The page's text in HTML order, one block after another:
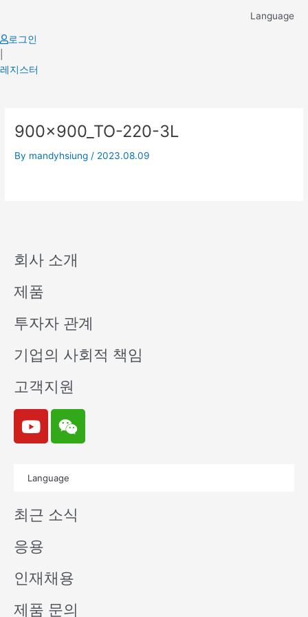
content
Language
로그인
레지스터
900x900_TO-220-3L
By mandyhsiung / 2023.08.09
회사 소개
제품
투자자 관계
기업의 사회적 책임
고객지원
Y
o
u
e
W
e
i
n
Language
최근 소식
응용
인재채용
제품 문의